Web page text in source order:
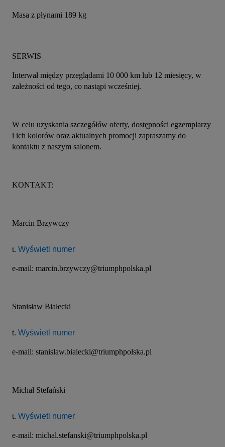
Masa z płynami 189 kg
SERWIS
Interwał między przeglądami 10 000 km lub 12 miesięcy, w
zależności od tego, co nastąpi wcześniej.
W celu uzyskania szczegółów oferty, dostępności egzemplarzy
i ich kolorów oraz aktualnych promocji zapraszamy do
kontaktu z naszym salonem.
KONTAKT:
Marcin Brzywczy
t. Wyświetl numer
e-mail: marcin.brzywczy@triumphpolska.pl
Stanisław Białecki
t. Wyświetl numer
e-mail: stanislaw.bialecki@triumphpolska.pl
Michał Stefański
t. Wyświetl numer
e-mail: michal.stefanski@triumphpolska.pl